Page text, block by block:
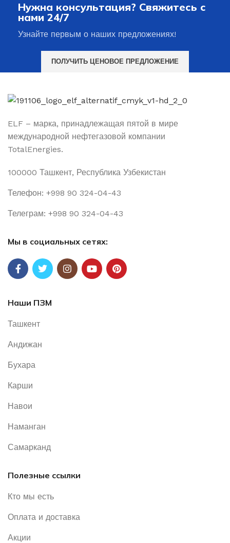
Нужна консультация? Свяжитесь с
нами 24/7
Узнайте первым о наших предложениях!
ПОЛУЧИТЬ ЦЕНОВОЕ ПРЕДЛОЖЕНИЕ
ELF – марка, принадлежащая пятой в мире
международной нефтегазовой компании
TotalEnergies.
100000 Ташкент, Республика Узбекистан
Телефон: +998 90 324-04-43
Телеграм: +998 90 324-04-43
Мы в социальных сетях:
Наши ПЗМ
Ташкент
Андижан
Бухара
Карши
Навои
Наманган
Самарканд
Полезные ссылки
Кто мы есть
Оплата и доставка
Акции